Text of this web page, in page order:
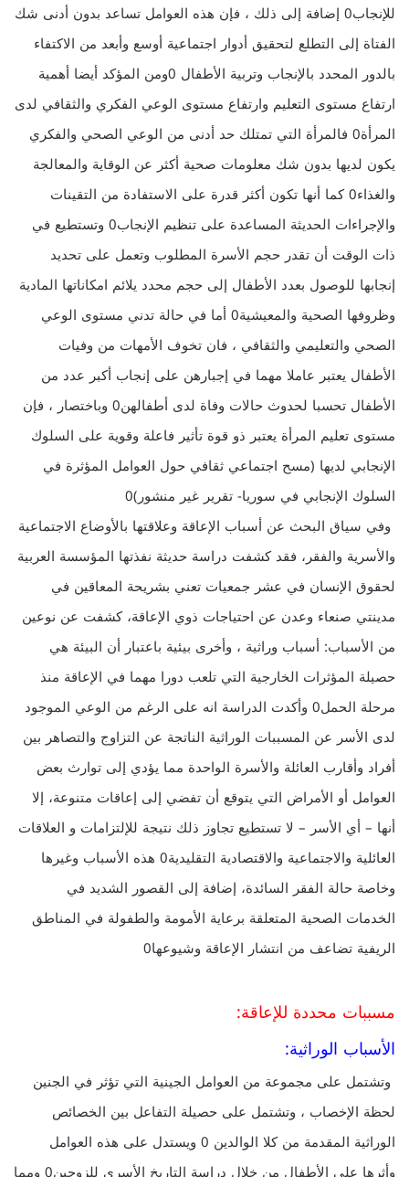
للإنجاب0 إضافة إلى ذلك ، فإن هذه العوامل تساعد بدون أدنى شك
الفتاة إلى التطلع لتحقيق أدوار اجتماعية أوسع وأبعد من الاكتفاء
بالدور المحدد بالإنجاب وتربية الأطفال 0ومن المؤكد أيضا أهمية
ارتفاع مستوى التعليم وارتفاع مستوى الوعي الفكري والثقافي لدى
المرأة0 فالمرأة التي تمتلك حد أدنى من الوعي الصحي والفكري
يكون لديها بدون شك معلومات صحية أكثر عن الوقاية والمعالجة
والغذاء0 كما أنها تكون أكثر قدرة على الاستفادة من التقينات
والإجراءات الحديثة المساعدة على تنظيم الإنجاب0 وتستطيع في
ذات الوقت أن تقدر حجم الأسرة المطلوب وتعمل على تحديد
إنجابها للوصول بعدد الأطفال إلى حجم محدد يلائم امكاناتها المادية
وظروفها الصحية والمعيشية0 أما في حالة تدني مستوى الوعي
الصحي والتعليمي والثقافي ، فان تخوف الأمهات من وفيات
الأطفال يعتبر عاملا مهما في إجبارهن على إنجاب أكبر عدد من
الأطفال تحسبا لحدوث حالات وفاة لدى أطفالهن0 وباختصار ، فإن
مستوى تعليم المرأة يعتبر ذو قوة تأثير فاعلة وقوية على السلوك
الإنجابي لديها (مسح اجتماعي ثقافي حول العوامل المؤثرة في
السلوك الإنجابي في سوريا- تقرير غير منشور)0
وفي سياق البحث عن أسباب الإعاقة وعلاقتها بالأوضاع الاجتماعية
والأسرية والفقر، فقد كشفت دراسة حديثة نفذتها المؤسسة العربية
لحقوق الإنسان في عشر جمعيات تعني بشريحة المعاقين في
مدينتي صنعاء وعدن عن احتياجات ذوي الإعاقة، كشفت عن نوعين
من الأسباب: أسباب وراثية ، وأخرى بيئية باعتبار أن البيئة هي
حصيلة المؤثرات الخارجية التي تلعب دورا مهما في الإعاقة منذ
مرحلة الحمل0 وأكدت الدراسة انه على الرغم من الوعي الموجود
لدى الأسر عن المسببات الوراثية الناتجة عن التزاوج والتصاهر بين
أفراد وأقارب العائلة والأسرة الواحدة مما يؤدي إلى توارث بعض
العوامل أو الأمراض التي يتوقع أن تفضي إلى إعاقات متنوعة، إلا
أنها – أي الأسر – لا تستطيع تجاوز ذلك نتيجة للإلتزامات و العلاقات
العائلية والاجتماعية والاقتصادية التقليدية0 هذه الأسباب وغيرها
وخاصة حالة الفقر السائدة، إضافة إلى القصور الشديد في
الخدمات الصحية المتعلقة برعاية الأمومة والطفولة في المناطق
الريفية تضاعف من انتشار الإعاقة وشيوعها0
مسببات محددة للإعاقة:
الأسباب الوراثية:
وتشتمل على مجموعة من العوامل الجينية التي تؤثر في الجنين
لحظة الإخصاب ، وتشتمل على حصيلة التفاعل بين الخصائص
الوراثية المقدمة من كلا الوالدين 0 ويستدل على هذه العوامل